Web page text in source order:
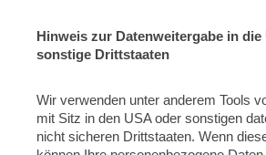
Hinweis zur Datenweitergabe in die
sonstige Drittstaaten
Wir verwenden unter anderem Tools
mit Sitz in den USA oder sonstigen
nicht sicheren Drittstaaten. Wenn